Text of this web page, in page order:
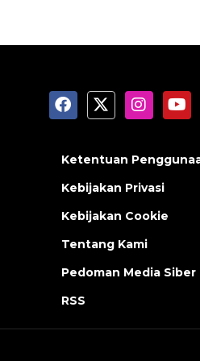
Ketentuan
Kebijakan Privasi
Kebijakan Cookie
Tentang Kami
Pedoman Media Siber
RSS